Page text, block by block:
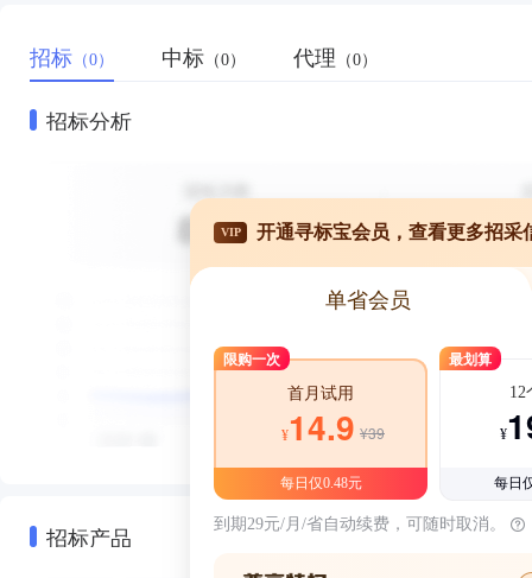
招标 （0） 中标 （0） 代理 （0）
招标分析
招标产品
VIP 开通寻标宝会员，查看更多招采
单省会员
限购一次
首月试用
¥14.9 ¥39
每日仅0.48元
最划算
12
¥
每日
到期29元/月/省自动续费，可随时取消。